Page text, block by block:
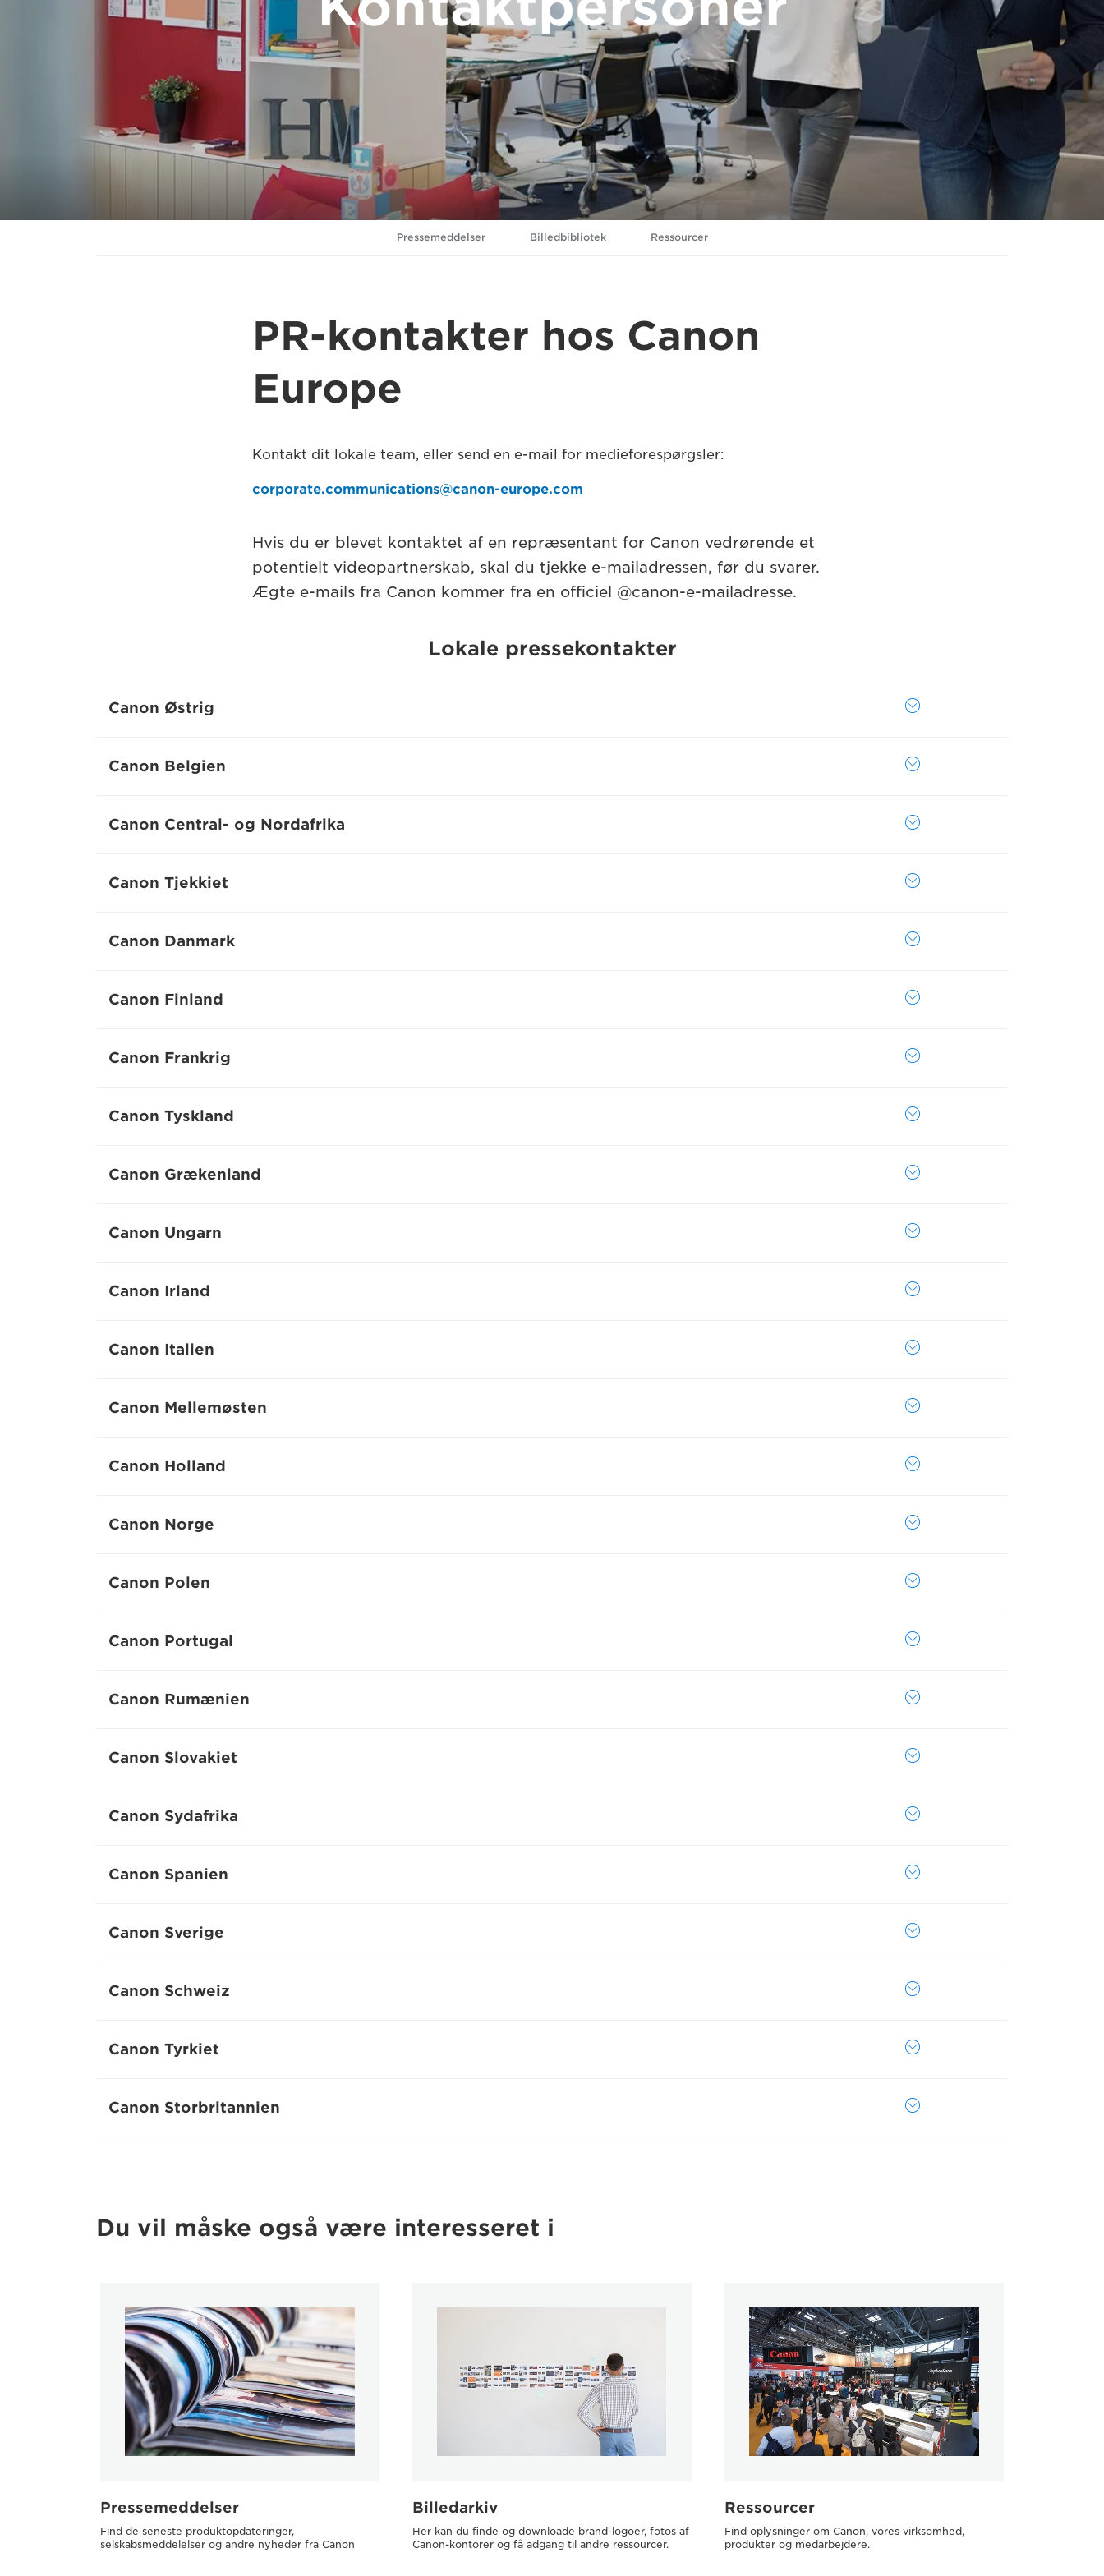
Pressemeddelser Billedbibliotek Ressourcer
PR-kontakter hos Canon
Europe
Kontakt dit lokale team, eller send en e-mail for medieforespørgsler:
corporate.communications@canon-europe.com
Hvis du er blevet kontaktet af en repræsentant for Canon vedrørende et
potentielt videopartnerskab, skal du tjekke e-mailadressen, før du svarer.
Ægte e-mails fra Canon kommer fra en officiel @canon-e-mailadresse.
Lokale pressekontakter
Canon Østrig
Canon Belgien
Canon Central- og Nordafrika
Canon Tjekkiet
Canon Danmark
Canon Finland
Canon Frankrig
Canon Tyskland
Canon Grækenland
Canon Ungarn
Canon Irland
Canon Italien
Canon Mellemøsten
Canon Holland
Canon Norge
Canon Polen
Canon Portugal
Canon Rumænien
Canon Slovakiet
Canon Sydafrika
Canon Spanien
Canon Sverige
Canon Schweiz
Canon Tyrkiet
Canon Storbritannien
Du vil måske også være interesseret i
Pressemeddelser
Find de seneste produktopdateringer,
selskabsmeddelelser og andre nyheder fra Canon
Billedarkiv
Her kan du finde og downloade brand-logoer, fotos af
Canon-kontorer og få adgang til andre ressourcer.
Ressourcer
Find oplysninger om Canon, vores virksomhed,
produkter og medarbejdere.